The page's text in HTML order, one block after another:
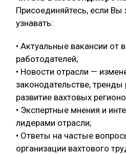
Присоединяйтесь, если Вы
узнавать:
• Актуальные вакансии от
работодателей;
• Новости отрасли —
законодательстве,
развитие вахтовых
• Экспертные мнения и
лидерами отрасли;
• Ответы на частые
организации вахтового